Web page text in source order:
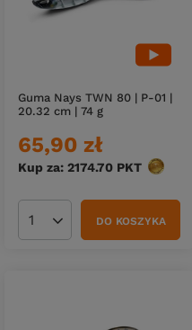
Guma Nays TWN 80 | P-01 |
20.32 cm | 74 g
65,90 zł
Kup za: 2174.70 PKT punktów
Ilość produktówDO KOSZYKA